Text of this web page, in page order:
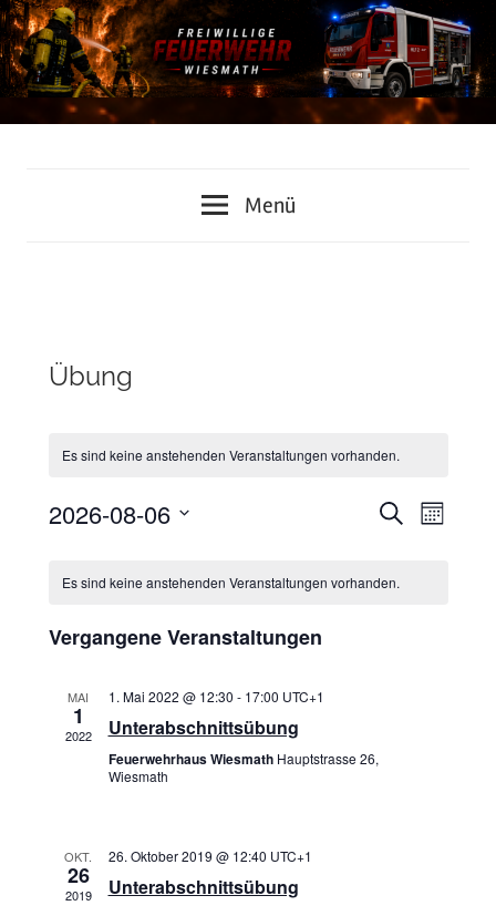
Zum
Inhalt
springen
Feuerwehr
Menü
Übung
Es sind keine anstehenden Veranstaltungen vorhanden.
Suche
Monat
2026-08-06
wählen.
Kalender
Veranstaltungen
Es sind keine anstehenden Veranstaltungen vorhanden.
Vergangene Veranstaltungen
MAI
1
2022
1. Mai 2022 @ 12:30 - 17:00 UTC+1
Unterabschnittsübung
Feuerwehrhaus Wiesmath Hauptstrasse 26,
Wiesmath
OKT.
26
2019
26. Oktober 2019 @ 12:40 UTC+1
Unterabschnittsübung